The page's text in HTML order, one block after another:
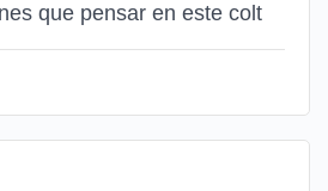
que pensar en este colt